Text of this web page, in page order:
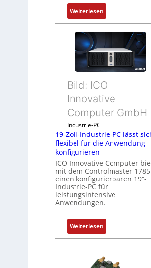
Weiterlesen:
D
r
u
c
a
u
s
g
l
i
c
s
e
l
e
m
e
n
t
m
Bild: ICO
Innovative
Computer GmbH
Industrie-PC
19-Zoll-Industrie-PC lässt
flexibel für die Anwendung
konfigurieren
ICO Innovative Computer
mit dem Controlmaster 1785
einen konfigurierbaren 19“-
Industrie-PC für
leistungsintensive
Anwendungen.
Weiterlesen:
1
-